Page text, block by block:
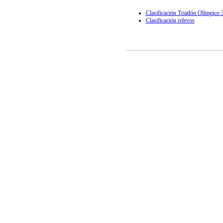
Clasificación Triatlón Olímpico
Clasificación relevos